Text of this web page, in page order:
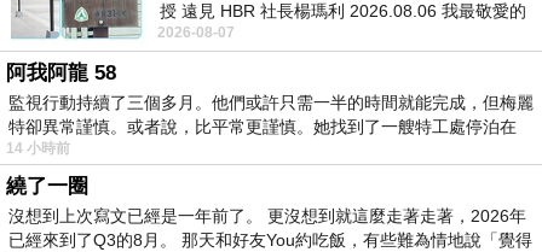
了...
其實就是大的海苔卷(別打我XD)...
吃飽後準備開始行程....我們預計搭公車到中千本
再往下走....
公車也是人很多 ...所以不用怕班次不夠...
真的是一車一車往山上載...
授 遠見 HBR 社長楊瑪利 2026.08.06 我最敬愛的
老闆、遠見．天下文化創辦人高希均教
2026-08-07
阿我阿龍 58
監視行動持續了三個多月。他們或許只需一半的時間就能完成，但梅麗
特卻異常謹慎。或者說，比平常更謹慎。她找到了一艘特工處停泊在
14 小時前
繞了一圈
沒想到上次寫文已經是一年前了。 更沒想到就這麼走著走著，2026年
已經來到了Q3的8月。 那天和好友You約吃飯，有些難為情地說「覺得